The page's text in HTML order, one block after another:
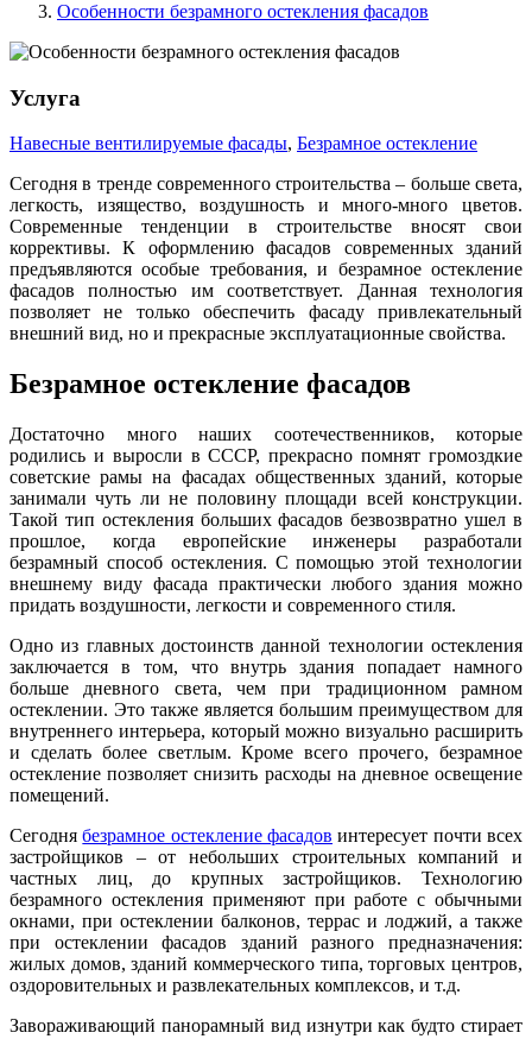
Особенности безрамного остекления фасадов
Услуга
Навесные вентилируемые фасады, Безрамное остекление
Сегодня в тренде современного строительства – больше света,
легкость, изящество, воздушность и много-много цветов.
Современные тенденции в строительстве вносят свои
коррективы. К оформлению фасадов современных зданий
предъявляются особые требования, и безрамное остекление
фасадов полностью им соответствует. Данная технология
позволяет не только обеспечить фасаду привлекательный
внешний вид, но и прекрасные эксплуатационные свойства.
Безрамное остекление фасадов
Достаточно много наших соотечественников, которые
родились и выросли в СССР, прекрасно помнят громоздкие
советские рамы на фасадах общественных зданий, которые
занимали чуть ли не половину площади всей конструкции.
Такой тип остекления больших фасадов безвозвратно ушел в
прошлое, когда европейские инженеры разработали
безрамный способ остекления. С помощью этой технологии
внешнему виду фасада практически любого здания можно
придать воздушности, легкости и современного стиля.
Одно из главных достоинств данной технологии остекления
заключается в том, что внутрь здания попадает намного
больше дневного света, чем при традиционном рамном
остеклении. Это также является большим преимуществом для
внутреннего интерьера, который можно визуально расширить
и сделать более светлым. Кроме всего прочего, безрамное
остекление позволяет снизить расходы на дневное освещение
помещений.
Сегоднябезрамное остекление фасадов интересует почти всех
застройщиков – от небольших строительных компаний и
частных лиц, до крупных застройщиков. Технологию
безрамного остекления применяют при работе с обычными
окнами, при остеклении балконов, террас и лоджий, а также
при остеклении фасадов зданий разного предназначения:
жилых домов, зданий коммерческого типа, торговых центров,
оздоровительных и развлекательных комплексов, и т.д.
Завораживающий панорамный вид изнутри как будто стирает